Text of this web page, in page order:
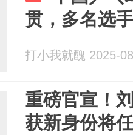
贯，多名选
打小我就醜 2025-
重磅官宣！
获新身份将